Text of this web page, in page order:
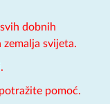
dobnih
svijeta.
pomoć.